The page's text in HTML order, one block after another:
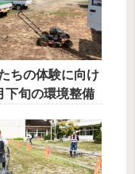
ちの体験に向け
下旬の環境整備